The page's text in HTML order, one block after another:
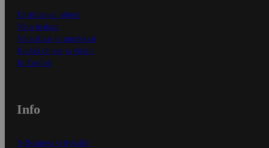
Ensitilaajan ohjeet
Näin maksat
Näin tilaat ja muokkaat
Kaikki ohjeet ja vinkit
In English
Info
S-Business yrityksille